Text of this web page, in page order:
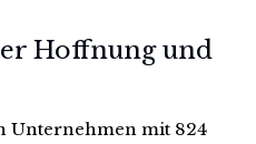
Hoffnung und
Unternehmen mit 824